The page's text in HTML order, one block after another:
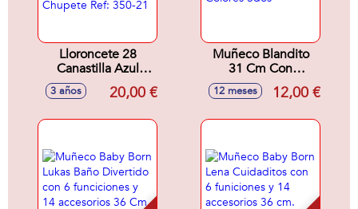
Lloroncete 28
Canastilla Azul
Mecanismo Lloro +
Chupete Ref: 350-
3 años 20,00 €
Muñeco Blandito
31 Cm Con
Sonidos 2 Colores
Sdos
12 meses 12,00 €